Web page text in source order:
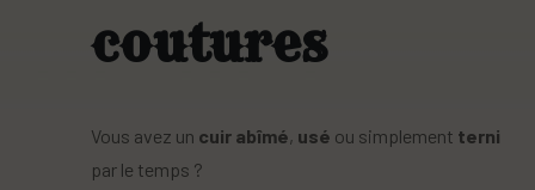
coutures
Vous avez un cuir abîmé, usé ou simplement terni
par le temps ?